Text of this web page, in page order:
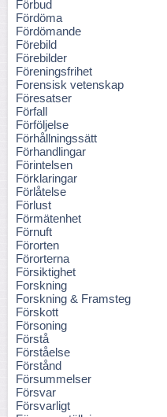
Förbud
Fördöma
Fördömande
Förebild
Förebilder
Föreningsfrihet
Forensisk vetenskap
Föresatser
Förfall
Förföljelse
Förhållningssätt
Förhandlingar
Förintelsen
Förklaringar
Förlåtelse
Förlust
Förmätenhet
Förnuft
Förorten
Förorterna
Försiktighet
Forskning
Forskning & Framsteg
Förskott
Försoning
Förstå
Förståelse
Förstånd
Försummelser
Försvar
Försvarligt